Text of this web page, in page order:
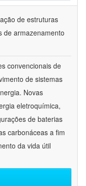
de estruturas
de armazenamento
convencionais de
de sistemas
Novas
eletroquímica,
de baterias
carbonáceas a fim
da vida útil